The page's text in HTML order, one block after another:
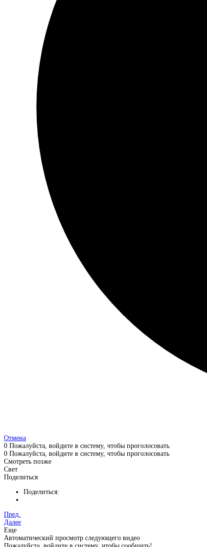
Отмена
0 Пожалуйста, войдите в систему, чтобы проголосовать
0 Пожалуйста, войдите в систему, чтобы проголосовать
Смотреть позже
Свет
Поделиться
Поделиться:
Пред.
Далее
Еще
Автоматический просмотр следующего видео